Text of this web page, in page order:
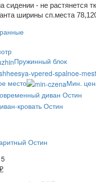
сидении - не растянется
ширины сп.места
Пружинный блок
место
Мин.
Остин
₽